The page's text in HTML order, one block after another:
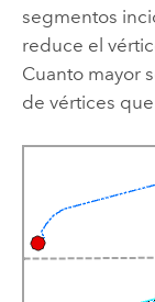
segmentos
reduce el
Cuanto mayor
de vértices